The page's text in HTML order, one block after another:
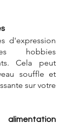
d'expression
hobbies
Cela peut
souffle et
sur votre